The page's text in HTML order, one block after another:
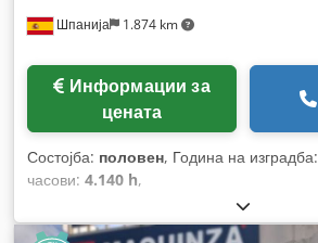
Шпанија 1.874 km
цената
Состојба: половен, Година на изградба:
часови: 4.140 h,